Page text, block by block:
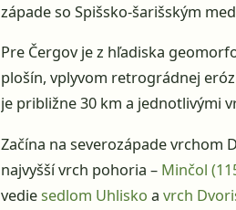
západe so Spišsko-šarišským
Pre Čergov je z hľadiska
plošín, vplyvom retrográdnej
je približne 30 km a jednotlivými
Začína na severozápade vrchom
najvyšší vrch pohoria – Minčol
vediesedlom Uhlisko a vrch